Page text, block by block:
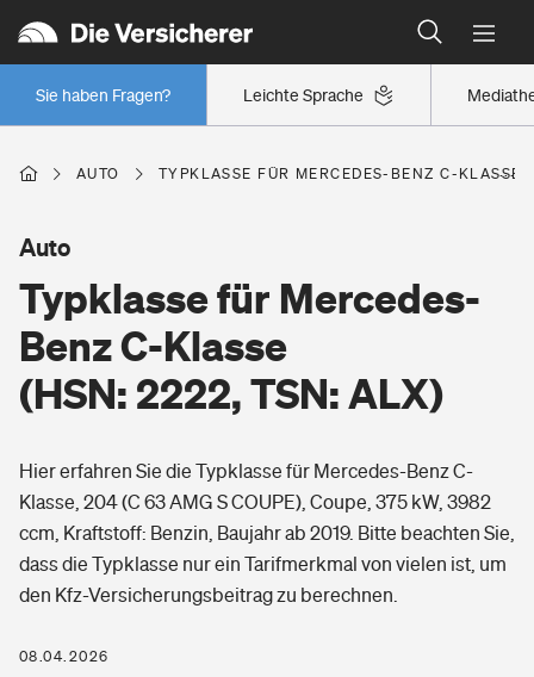
Leichte Sprache
Sie haben Fragen?
Wer versichert was: Jetzt Versicherer finden
Regionalklassen: So ist Ihre Region eingestuft
Wer versichert was: Jetzt Versicherer finden
Berufsunfähigkeitsversicherung
Arbeitsrechtsschutz
Berufshaftpflichtversicherung
Wohnen
Wohngebäudeversicherung
Hausratversicherung
Elementarversicherung
Photovoltaik
Wärmepumpen versichern
Pri­vate Haft­pflicht­
Rechts­schutz­ver­si­che­rung
Gesundheit
Private Krankenversicherung
AUTO TYPKLASSE FÜR MERCEDES-BENZ C-
Typklasse für Mercedes-
Benz C-Klasse
(HSN: 2222, TSN: ALX)
Auto
Hier erfahren Sie die Typklasse für Mercedes-Benz C-
Klasse, 204 (C 63 AMG S COUPE), Coupe, 375 kW, 3982
ccm, Kraftstoff: Benzin, Baujahr ab 2019. Bitte beachten Sie,
dass die Typklasse nur ein Tarifmerkmal von vielen ist, um
den Kfz-Versicherungsbeitrag zu berechnen.
08.04.2026